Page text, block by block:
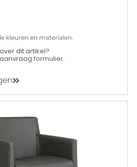
kleuren en materialen.
dit artikel?
formulier.